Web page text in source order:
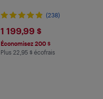
(238)
$1199.99
1 199,99 $
Économisez 200 $
Plus 22.95 $ en écofrais
Plus 22,95 $ écofrais